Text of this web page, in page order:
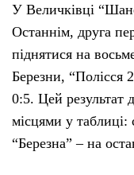
У Величківці
Останнім, друга
піднятися на
Березни, “Полісся
0:5. Цей результат
місцями у таблиці:
“Березна” – на